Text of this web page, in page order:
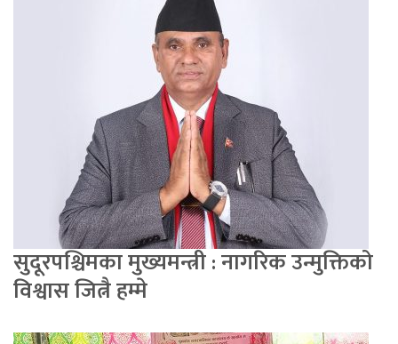
सुदूरपश्चिमका मुख्यमन्त्री : नागरिक उन्मुक्तिको
विश्वास जित्नै हम्मे